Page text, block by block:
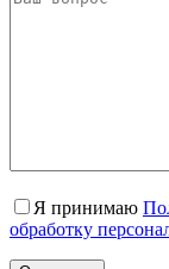
Я принимаю
обработку